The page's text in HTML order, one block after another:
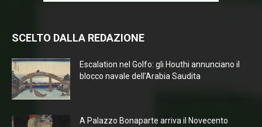
SCELTO DALLA REDAZIONE
Escalation nel Golfo: gli Houthi annunciano il
blocco navale dell’Arabia Saudita
A Palazzo Bonaparte arriva il Novecento